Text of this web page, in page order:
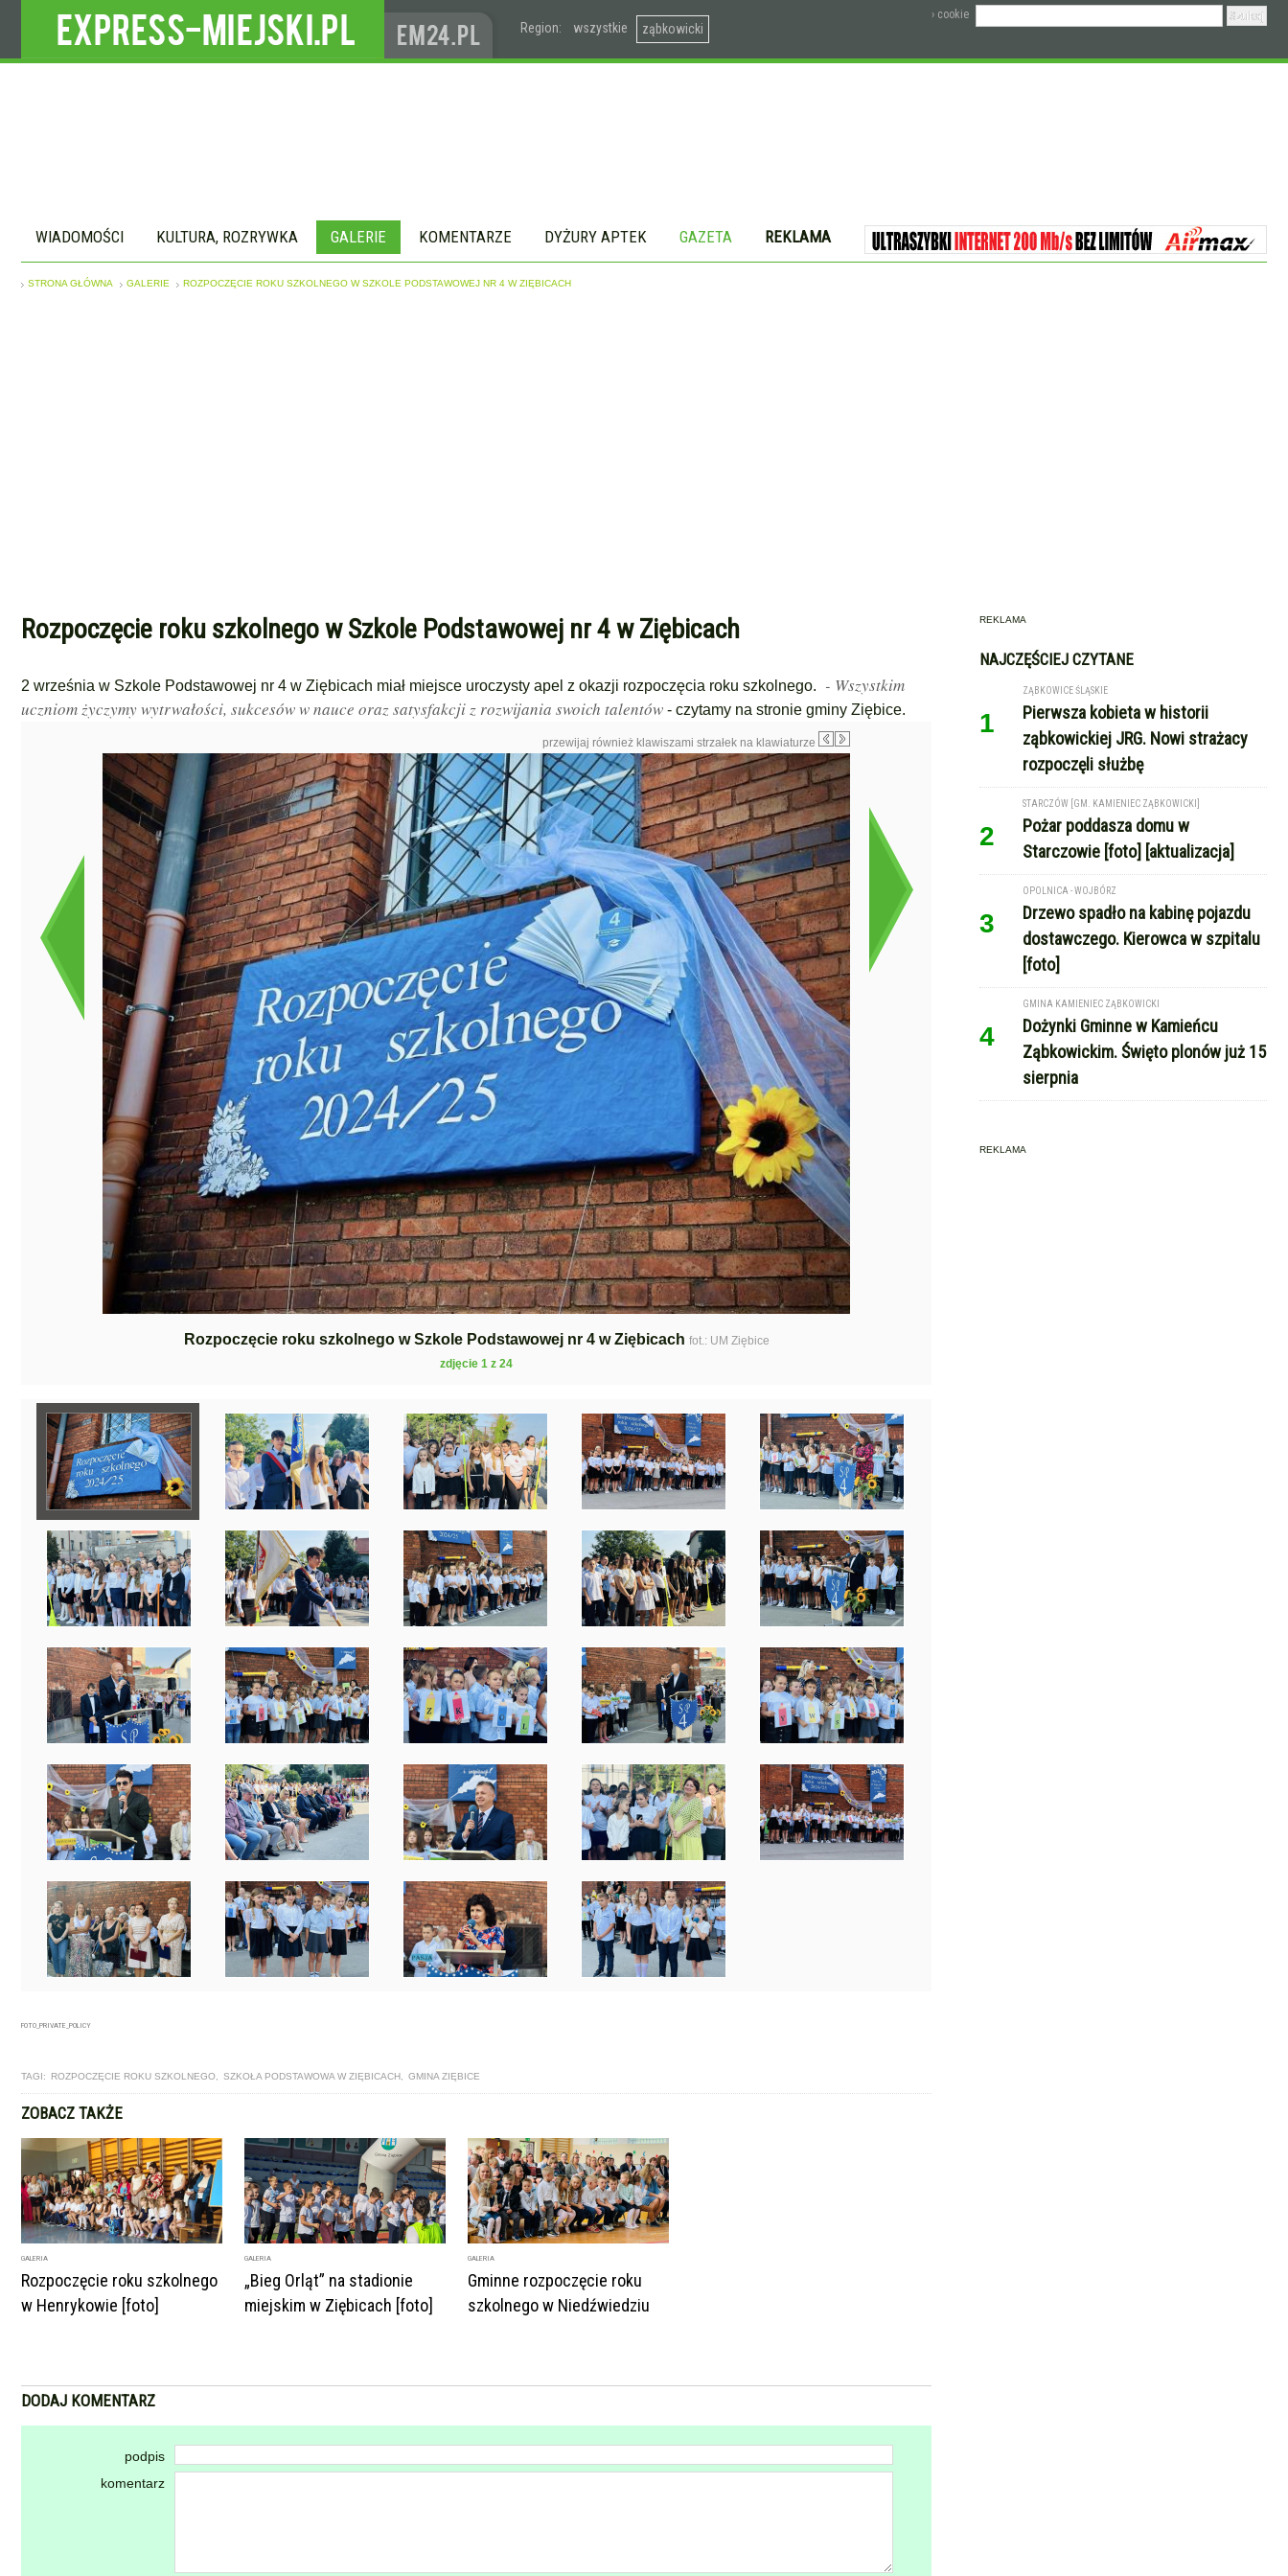
Region: wszystkie ząbkowicki
› cookie
WIADOMOŚCI KULTURA, ROZRYWKA GALERIE KOMENTARZE DYŻURY APTEK GAZETA REKLAMA
STRONA GŁÓWNA GALERIE ROZPOCZĘCIE ROKU SZKOLNEGO W SZKOLE PODSTAWOWEJ NR 4 W ZIĘBICACH
Rozpoczęcie roku szkolnego w Szkole Podstawowej nr 4 w Ziębicach
2 września w Szkole Podstawowej nr 4 w Ziębicach miał miejsce uroczysty apel z okazji rozpoczęcia roku szkolnego.
- Wszystkim
uczniom życzymy wytrwałości, sukcesów w nauce oraz satysfakcji z rozwijania swoich talentów - czytamy na stronie gminy Ziębice.
przewijaj również klawiszami strzałek na klawiaturze
Rozpoczęcie roku szkolnego w Szkole Podstawowej nr 4 w Ziębicach fot.: UM Ziębice
zdjęcie 1 z 24
FOTO_PRIVATE_POLICY
TAGI: ROZPOCZĘCIE ROKU SZKOLNEGO SZKOŁA PODSTAWOWA W ZIĘBICACH GMINA ZIĘBICE
ZOBACZ TAKŻE
GALERIA
Rozpoczęcie roku szkolnego
w Henrykowie [foto]
GALERIA
„Bieg Orląt” na stadionie
miejskim w Ziębicach [foto]
GALERIA
Gminne rozpoczęcie roku
szkolnego w Niedźwiedziu
DODAJ KOMENTARZ
podpis
komentarz
REKLAMA
NAJCZĘŚCIEJ CZYTANE
1
ZĄBKOWICE ŚLĄSKIE
Pierwsza kobieta w historii
ząbkowickiej JRG. Nowi strażacy
rozpoczęli służbę
2
STARCZÓW [GM. KAMIENIEC ZĄBKOWICKI]
Pożar poddasza domu w
Starczowie [foto] [aktualizacja]
3
OPOLNICA - WOJBÓRZ
Drzewo spadło na kabinę pojazdu
dostawczego. Kierowca w szpitalu
[foto]
4
GMINA KAMIENIEC ZĄBKOWICKI
Dożynki Gminne w Kamieńcu
Ząbkowickim. Święto plonów już 15
sierpnia
REKLAMA